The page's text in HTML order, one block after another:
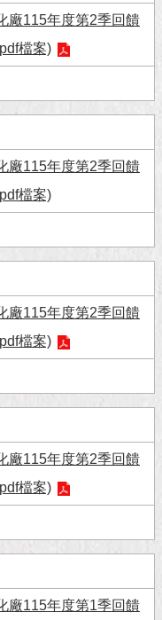
廠115年度第2季回饋
檔案)
廠115年度第2季回饋
檔案)
廠115年度第2季回饋
檔案)
廠115年度第2季回饋
檔案)
廠115年度第1季回饋